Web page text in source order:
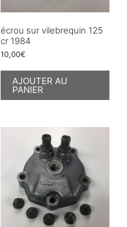
écrou sur vilebrequin 125
cr 1984
10,00€
AJOUTER AU
PANIER